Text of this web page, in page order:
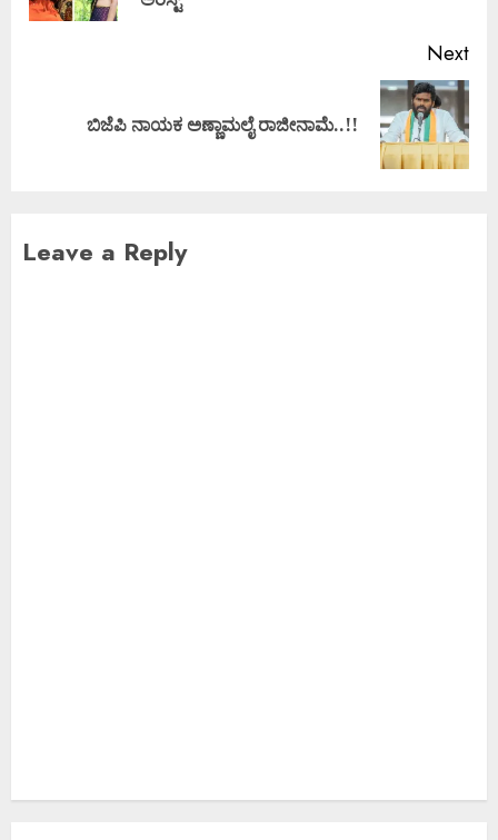
Next
ಬಿಜೆಪಿ ನಾಯಕ ಅಣ್ಣಾಮಲೈ ರಾಜೀನಾಮೆ..!!
Leave a Reply